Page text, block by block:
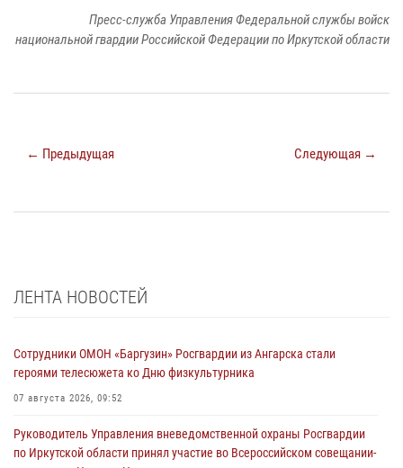
Пресс-служба Управления Федеральной службы войск
национальной гвардии Российской Федерации по Иркутской области
← Предыдущая Следующая →
ЛЕНТА НОВОСТЕЙ
Сотрудники ОМОН «Баргузин» Росгвардии из Ангарска стали
героями телесюжета ко Дню физкультурника
07 августа 2026, 09:52
Руководитель Управления вневедомственной охраны Росгвардии
по Иркутской области принял участие во Всероссийском совещании-